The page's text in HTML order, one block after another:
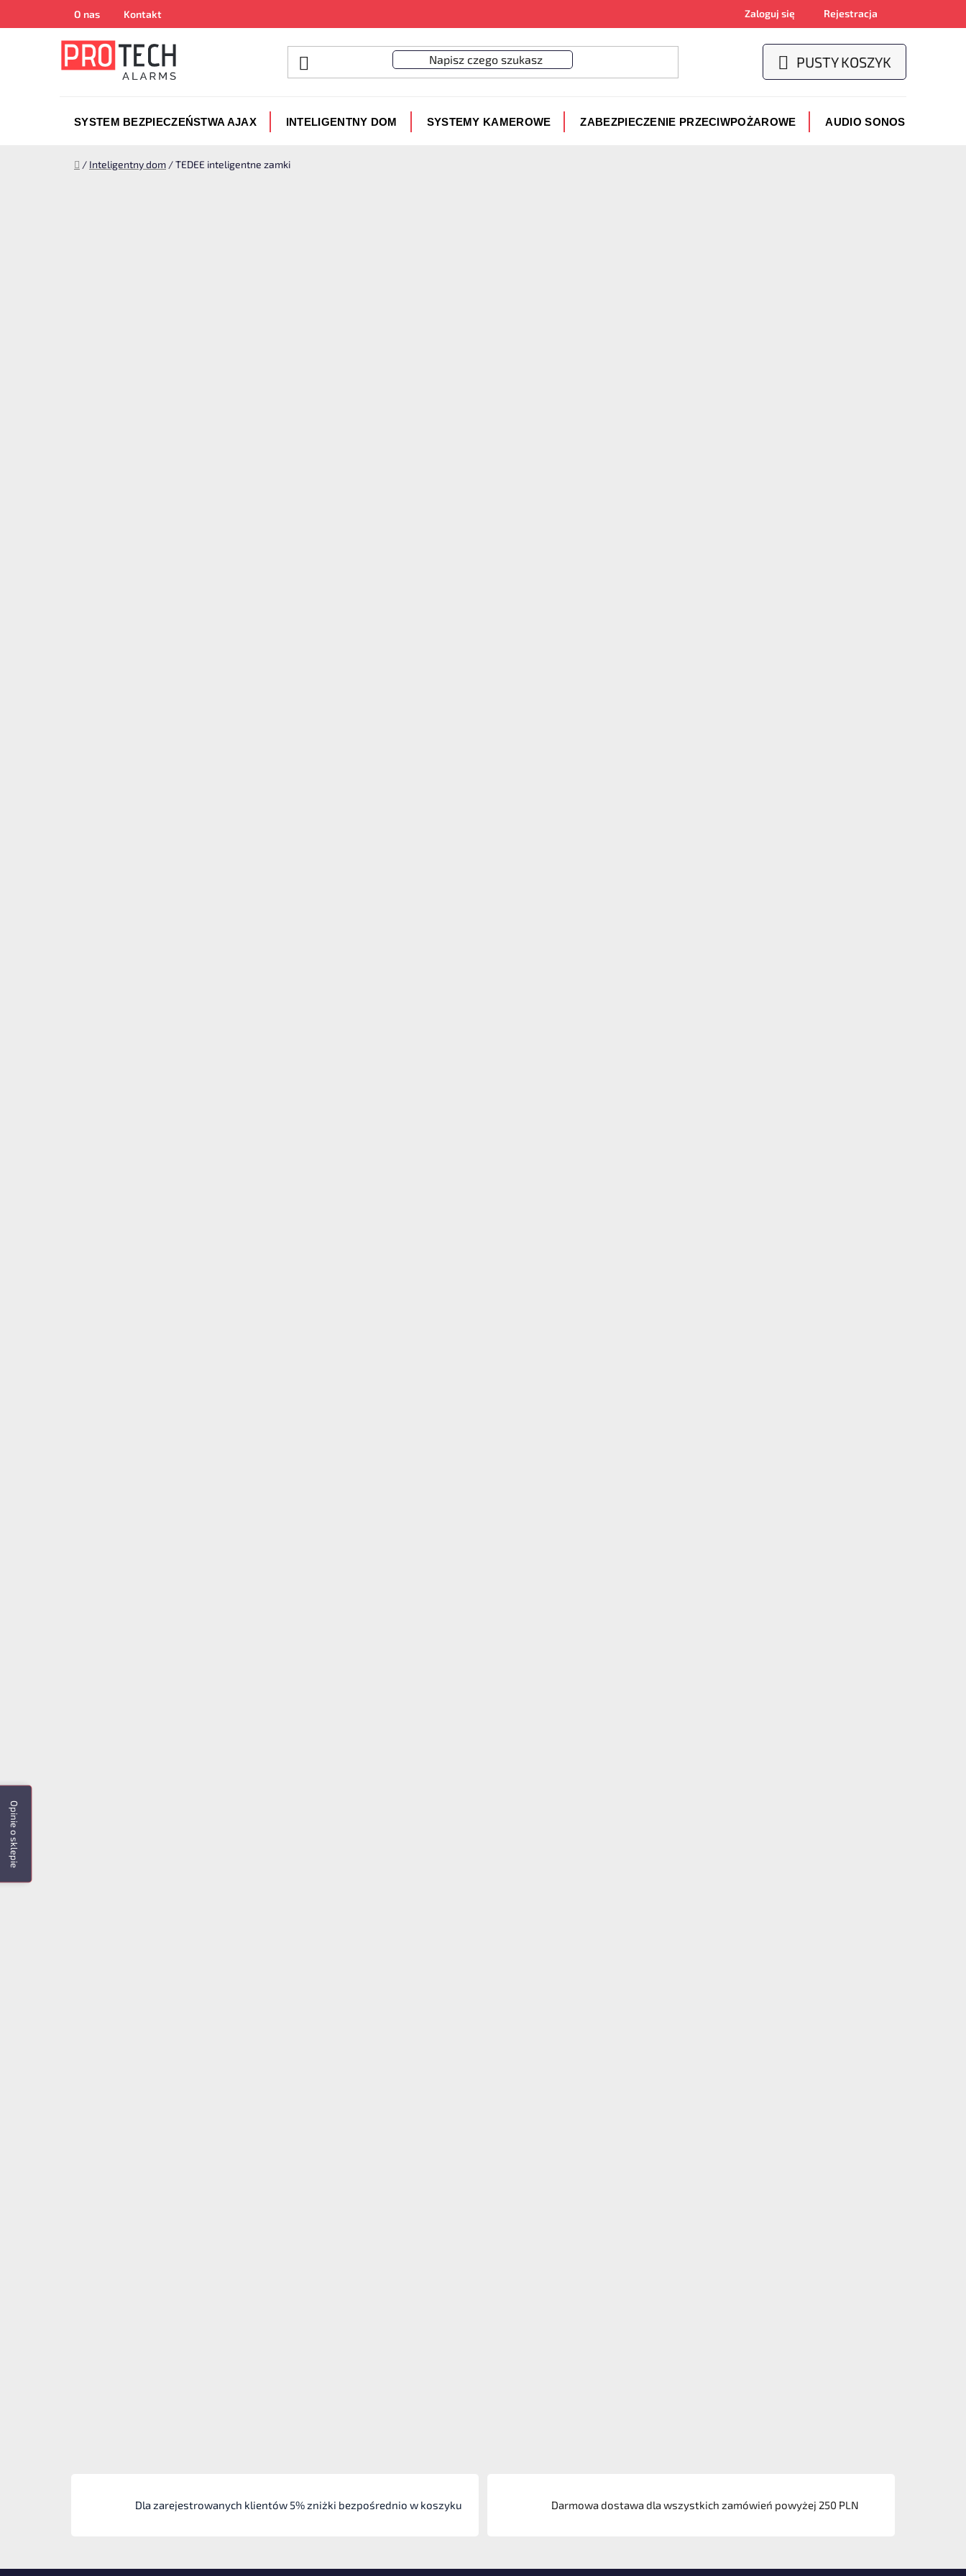
Opinie o sklepie
O nas Kontakt Zaloguj się Rejestracja
KOSZYK
PUSTY KOSZYK
SYSTEM BEZPIECZEŃSTWA AJAX INTELIGENTNY DOM SYSTEMY KAMEROWE ZABEZPIECZENIE PRZECIWPOŻAROWE AUDIO SONOS
Home
/ Inteligentny dom /TEDEE inteligentne zamki
Dla zarejestrowanych klientów 5% zniżki bezpośrednio w koszyku Darmowa dostawa dla wszystkich zamówień powyżej 250 PLN